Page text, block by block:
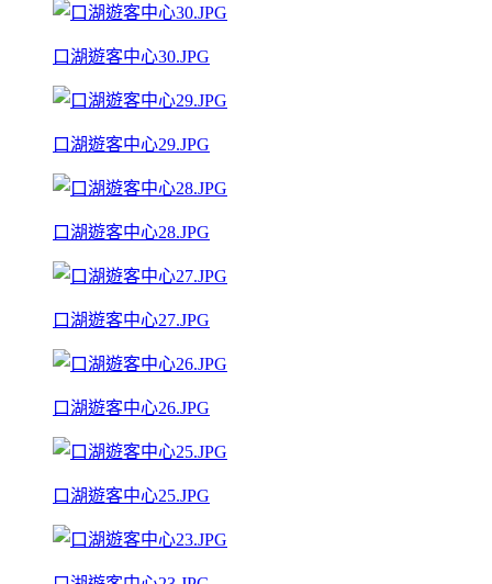
口湖遊客中心30.JPG
口湖遊客中心29.JPG
口湖遊客中心28.JPG
口湖遊客中心27.JPG
口湖遊客中心26.JPG
口湖遊客中心25.JPG